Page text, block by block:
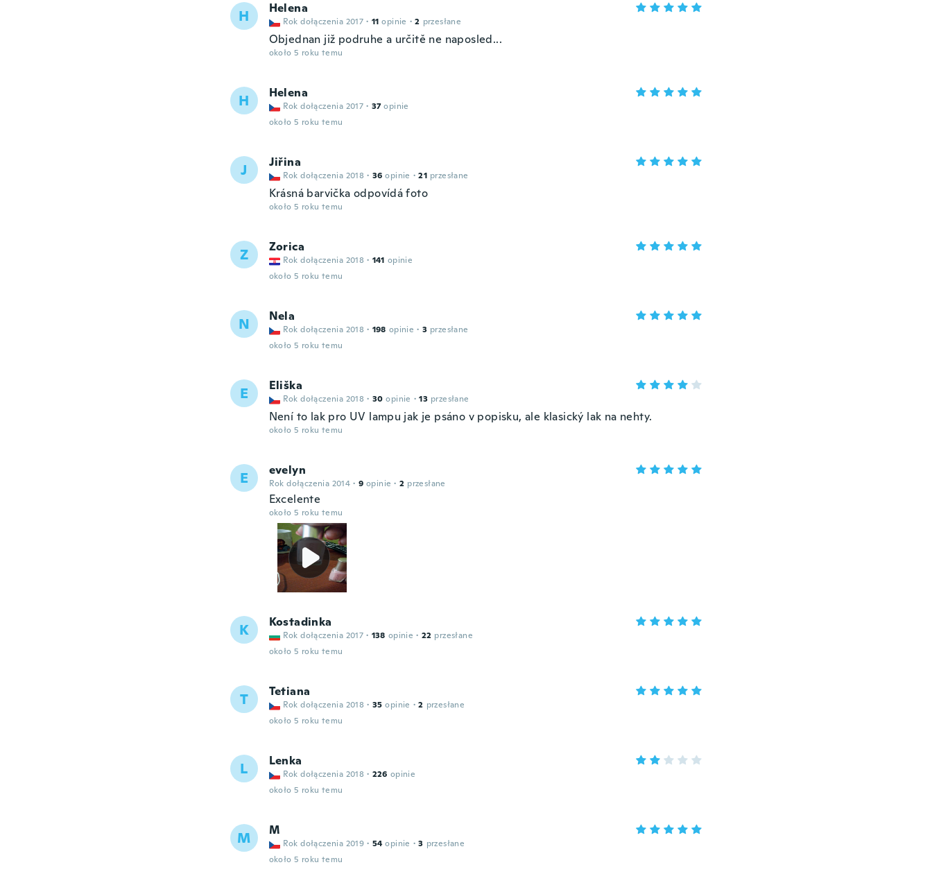
H Helena
Rok dołączenia 2017 · 11 opinie · 2 przesłane
Objednan již podruhe a určitě ne naposled...
około 5 roku temu
H Helena
Rok dołączenia 2017 · 37 opinie
około 5 roku temu
J Jiřina
Rok dołączenia 2018 · 36 opinie · 21 przesłane
Krásná barvička odpovídá foto
około 5 roku temu
Z Zorica
Rok dołączenia 2018 · 141 opinie
około 5 roku temu
N Nela
Rok dołączenia 2018 · 198 opinie · 3 przesłane
około 5 roku temu
E Eliška
Rok dołączenia 2018 · 30 opinie · 13 przesłane
Není to lak pro UV lampu jak je psáno v popisku, ale klasický lak na nehty.
około 5 roku temu
E evelyn
Rok dołączenia 2014 · 9 opinie · 2 przesłane
Excelente
około 5 roku temu
K Kostadinka
Rok dołączenia 2017 · 138 opinie · 22 przesłane
około 5 roku temu
T Tetiana
Rok dołączenia 2018 · 35 opinie · 2 przesłane
około 5 roku temu
L Lenka
Rok dołączenia 2018 · 226 opinie
około 5 roku temu
M M
Rok dołączenia 2019 · 54 opinie · 3 przesłane
około 5 roku temu